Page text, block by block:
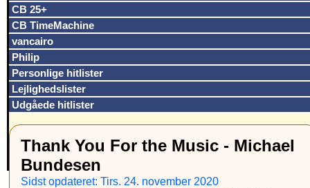
CB 25+
CB TimeMachine
vancairo
Philip
Personlige hitlister
Lejlighedslister
Udgåede hitlister
Thank You For the Music - Michael
Bundesen
Sidst opdateret: Tirs. 24. november 2020